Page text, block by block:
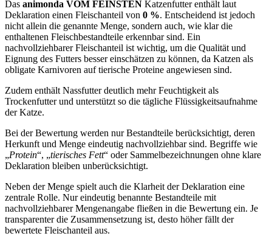
Das animonda VOM FEINSTEN Katzenfutter enthält laut
Deklaration einen Fleischanteil von 0 %. Entscheidend ist jedoch
nicht allein die genannte Menge, sondern auch, wie klar die
enthaltenen Fleischbestandteile erkennbar sind. Ein
nachvollziehbarer Fleischanteil ist wichtig, um die Qualität und
Eignung des Futters besser einschätzen zu können, da Katzen als
obligate Karnivoren auf tierische Proteine angewiesen sind.
Zudem enthält Nassfutter deutlich mehr Feuchtigkeit als
Trockenfutter und unterstützt so die tägliche Flüssigkeitsaufnahme
der Katze.
Bei der Bewertung werden nur Bestandteile berücksichtigt, deren
Herkunft und Menge eindeutig nachvollziehbar sind. Begriffe wie
„Protein“, „tierisches Fett“ oder Sammelbezeichnungen ohne klare
Deklaration bleiben unberücksichtigt.
Neben der Menge spielt auch die Klarheit der Deklaration eine
zentrale Rolle. Nur eindeutig benannte Bestandteile mit
nachvollziehbarer Mengenangabe fließen in die Bewertung ein. Je
transparenter die Zusammensetzung ist, desto höher fällt der
bewertete Fleischanteil aus.